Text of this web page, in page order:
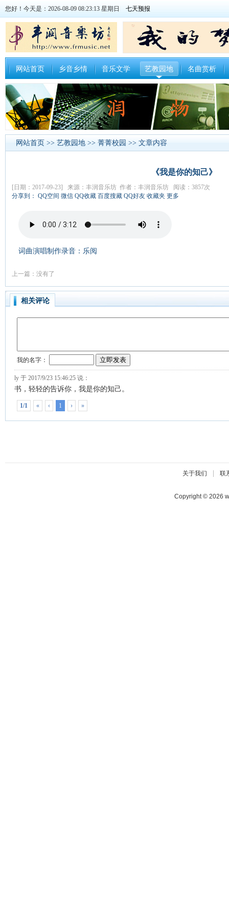
您好！今天是：2026-08-09 08:23:14 星期日
网站首页 乡音乡情 音乐文学 艺教园地 名曲赏析
网站首页 >> 艺教园地 >> 菁菁校园 >> 文章内容
《我是你的知己》
[日期：2017-09-23] 来源：丰润音乐坊 作者：丰润音乐坊 阅读：3857次
分享到： QQ空间 微信 QQ收藏 百度搜藏 QQ好友 收藏夹 更多
词曲演唱制作录音：乐阅
上一篇：没有了
相关评论
关于我们 联
Copyright © 2026